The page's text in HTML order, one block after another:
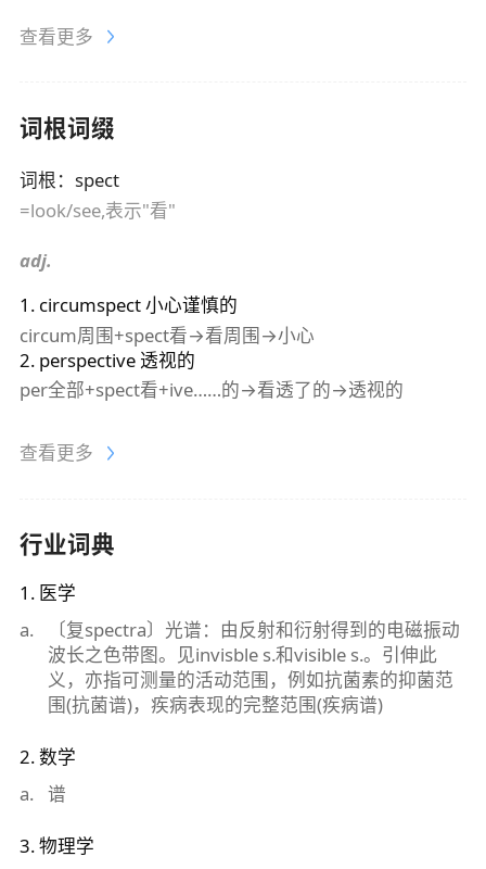
查看更多
词根词缀
词根： spect
=look/see,表示"看"
adj.
1 . circumspect小心谨慎的
circum周围+spect看→看周围→小心
2. perspective 透视的
per全部+spect看+ive……的→看透了的→透视的
查看更多
行业词典
1 . 医学
a.
〔复spectra〕光谱：由反射和衍射得到的电磁振动
波长之色带图。见invisble s.和visible s.。引伸此
义，亦指可测量的活动范围，例如抗菌素的抑菌范
围(抗菌谱)，疾病表现的完整范围(疾病谱)
2.数学
a. 谱
3.物理学